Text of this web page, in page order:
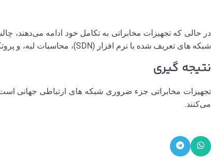
در حالی که تجهیزات مخابراتی به تکامل خود ادامه می‌دهند،
شبکه های تعریف شده با نرم افزار (SDN)، محاسبات لبه، و پروتکل های امنیتی پیشرفته برای پاسخگویی به تقاضاهای رو به رشد داده است.
نتیجه گیری
تجهیزات مخابراتی جزء ضروری شبکه های ارتباطی جهانی است.
می‌کنند.